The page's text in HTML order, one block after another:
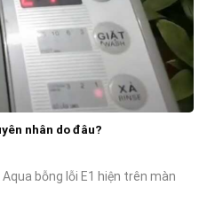
nhân do đâu?
bỗng lỗi E1 hiện trên màn